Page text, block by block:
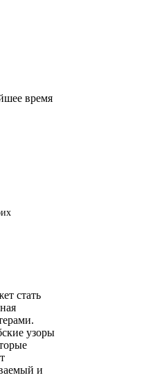
время
стать
узоры
и